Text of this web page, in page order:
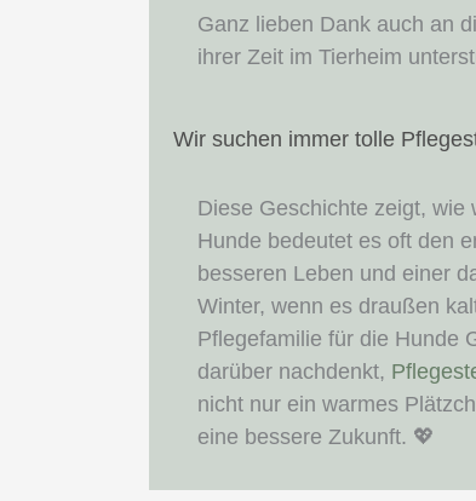
Ganz lieben Dank auch an
ihrer Zeit im Tierheim
Wir suchen immer tolle
Diese Geschichte zeigt, wie
Hunde bedeutet es oft den
besseren Leben und einer
Winter, wenn es draußen
Pflegefamilie für die Hunde
darüber nachdenkt,
nicht nur ein warmes
eine bessere Zukunft. 💖